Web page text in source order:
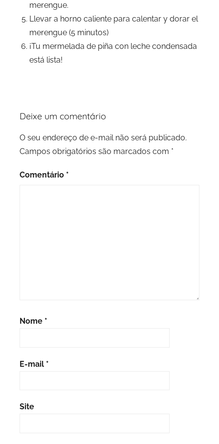
merengue.
Llevar a horno caliente para calentar y dorar el
merengue (5 minutos)
¡Tu mermelada de piña con leche condensada
está lista!
Deixe um comentário
O seu endereço de e-mail não será publicado.
Campos obrigatórios são marcados com *
Comentário *
Nome *
E-mail *
Site